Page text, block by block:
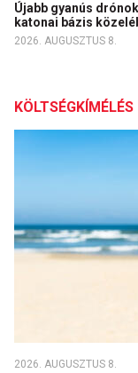
Újabb gyanús
katonai bázis
2026. AUGUSZTUS 8.
KÖLTSÉGKÍMÉLÉS
2026. AUGUSZTUS 8.